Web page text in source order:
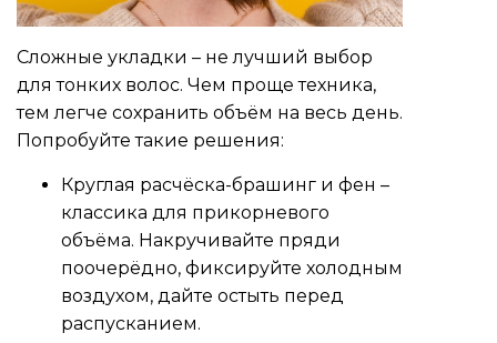
Сложные укладки – не лучший выбор
для тонких волос. Чем проще техника,
тем легче сохранить объём на весь день.
Попробуйте такие решения:
Круглая расчёска-брашинг и фен –
классика для прикорневого
объёма. Накручивайте пряди
поочерёдно, фиксируйте холодным
воздухом, дайте остыть перед
распусканием.